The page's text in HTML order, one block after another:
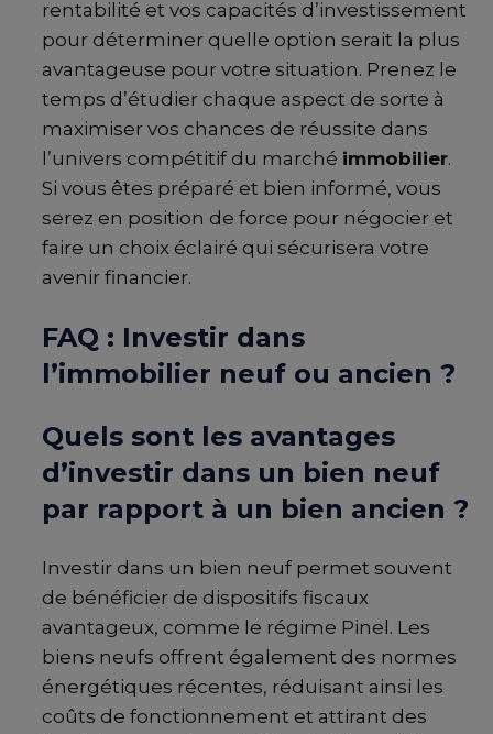
rentabilité et vos capacités d’investissement
pour déterminer quelle option serait la plus
avantageuse pour votre situation. Prenez le
temps d’étudier chaque aspect de sorte à
maximiser vos chances de réussite dans
l’univers compétitif du marché immobilier.
Si vous êtes préparé et bien informé, vous
serez en position de force pour négocier et
faire un choix éclairé qui sécurisera votre
avenir financier.
FAQ : Investir dans
l’immobilier neuf ou ancien ?
Quels sont les avantages
d’investir dans un bien neuf
par rapport à un bien ancien ?
Investir dans un bien neuf permet souvent
de bénéficier de dispositifs fiscaux
avantageux, comme le régime Pinel. Les
biens neufs offrent également des normes
énergétiques récentes, réduisant ainsi les
coûts de fonctionnement et attirant des